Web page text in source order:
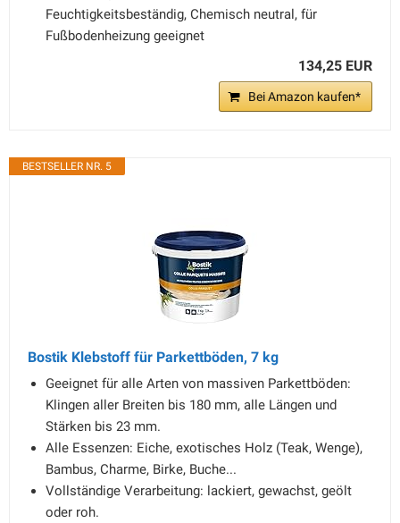
Feuchtigkeitsbeständig, Chemisch neutral, für
Fußbodenheizung geeignet
134,25 EUR
Bei Amazon kaufen*
BESTSELLER NR. 5
Bostik Klebstoff für Parkettböden, 7 kg
Geeignet für alle Arten von massiven Parkettböden:
Klingen aller Breiten bis 180 mm, alle Längen und
Stärken bis 23 mm.
Alle Essenzen: Eiche, exotisches Holz (Teak, Wenge),
Bambus, Charme, Birke, Buche...
Vollständige Verarbeitung: lackiert, gewachst, geölt
oder roh.